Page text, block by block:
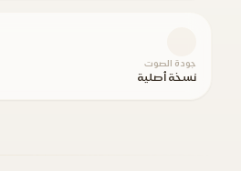
جودة الصوت
نسخة أصلية